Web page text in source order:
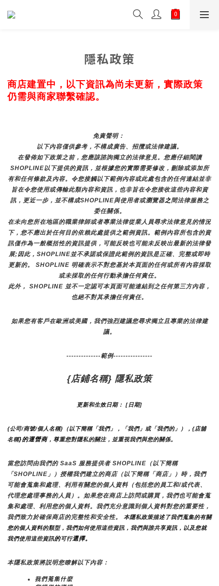
隱私政策
商店建置中，以下資訊為尚未更新，實際政策
仍需與商家聯繫確認。
免責聲明：
以下內容僅供參考，不構成廣告、招攬或法律建議。
在發佈如下政策之前，您應該諮詢獨立的法律意見。您應仔細閱讀
SHOPLINE以下提供的資訊，並根據您的實際需要修改，刪除或添加所
有和任何條款及內容。令您接觸以下範例內容或此處包含的任何連結並非
旨在令您使用或傳輸此類內容和資訊，也非旨在令您接收這些內容和資
訊，更近一步，並不構成SHOPLINE與使用者或瀏覽器之間法律服務之
委任關係。
在未向您所在地區的職業律師或者專業法律從業人員尋求法律意見的情況
下，您不應出於任何目的依賴此處提供之範例資訊。範例內容所包含的資
訊僅作為一般概括性的資訊提供，可能反映也可能未反映出最新的法律發
展;因此，SHOPLINE並不承諾或保證此範例的資訊是正確、完整或即時
更新的。 SHOPLINE 明確表示不對您基於本頁面的任何或所有內容採取
或未採取的任何行動承擔任何責任。
此外， SHOPLINE 並不一定認可本頁面可能連結到之任何第三方內容，
也絕不對其承擔任何責任。
如果您有客戶在歐洲或美國，我們強烈建議您尋求獨立且專業的法律建
議。
--------------範例----------------
{店鋪名稱} 隱私政策
更新和生效日期： [日期]
{公司/商號/個人名稱}（以下簡稱「我們」，「我們」或「我們的」），{店舖
名稱}的運營商，尊重您對隱私的關注，並重視我們與您的關係。
當您訪問由我們的 SaaS 服務提供者 SHOPLINE（以下簡稱
「SHOPLINE」）授權我們建立的商店（以下簡稱「商店」）時，我們
可能會蒐集和處理、利用有關您的個人資料（包括您的員工和/或代表、
代理您處理事務的人員）。如果您在商店上訪問或購買，我們也可能會蒐
集和處理、利用您的個人資料。我們充分意識到個人資料對您的重要性，
我們致力於確保商店的完整性和安全性。
本隱私政策描述了我們蒐集的有關
您的個人資料的類型，我們如何使用這些資訊，我們與誰共享資訊，以及您就
我們使用這些資訊的可行選擇。
本隱私政策將説明您瞭解以下內容：
我們蒐集什麼